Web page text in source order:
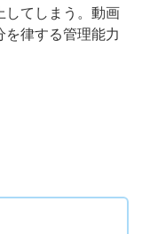
してしまう。動画
を律する管理能力